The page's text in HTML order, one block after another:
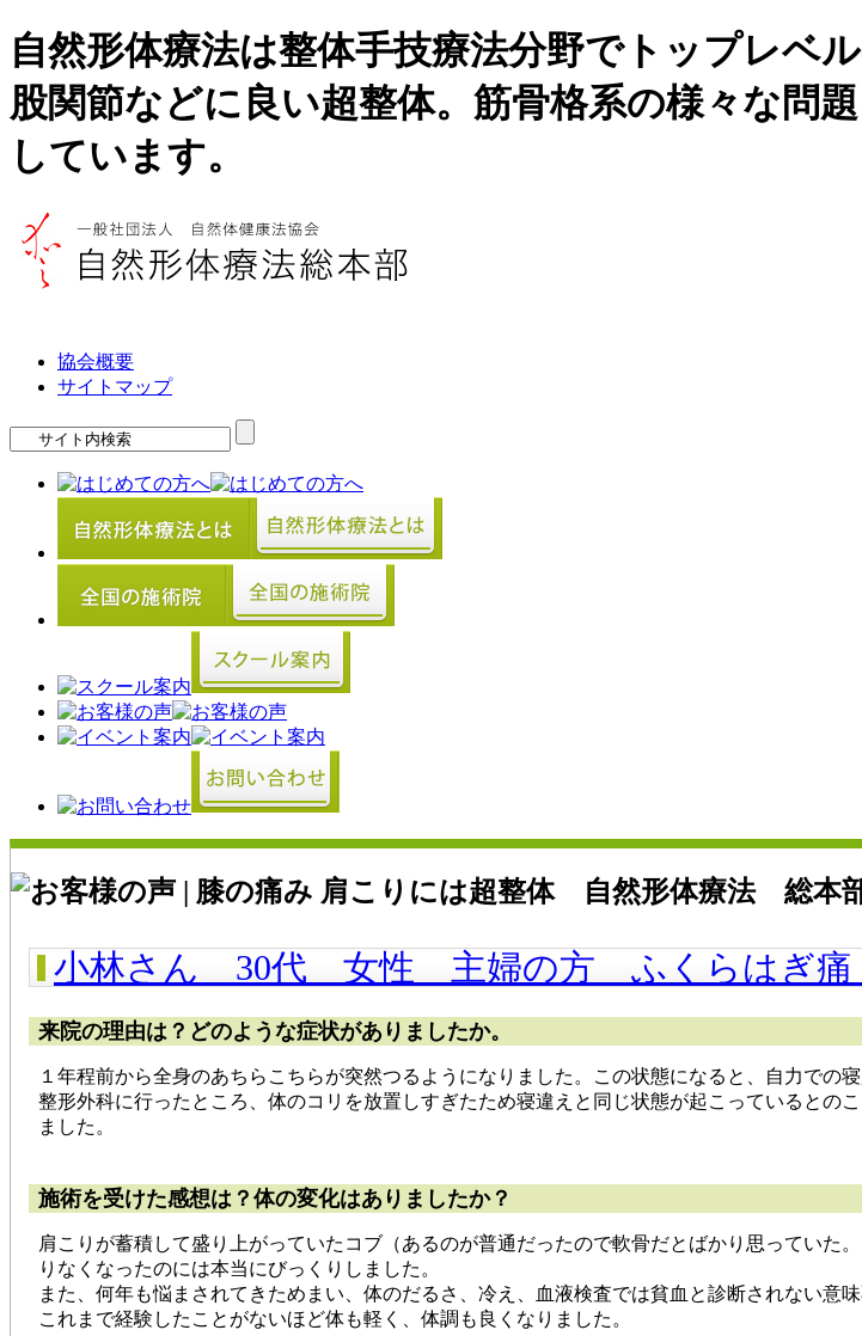
自然形体療法は整体手技療法分野でトップレベ
股関節などに良い超整体。筋骨格系の様々な問
しています。
協会概要
サイトマップ
小林さん 30代 女性 主婦の方 ふくらはぎ
来院の理由は？どのような症状がありましたか。
１年程前から全身のあちらこちらが突然つるようになりました。この状態になると、自力での
整形外科に行ったところ、体のコリを放置しすぎたため寝違えと同じ状態が起こっているとの
ました。
施術を受けた感想は？体の変化はありましたか？
肩こりが蓄積して盛り上がっていたコブ（あるのが普通だったので軟骨だとばかり思ってい
りなくなったのには本当にびっくりしました。
また、何年も悩まされてきためまい、体のだるさ、冷え、血液検査では貧血と診断されない意
これまで経験したことがないほど体も軽く、体調も良くなりました。